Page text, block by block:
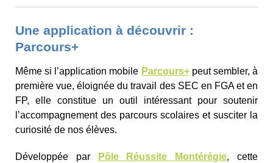
Une application à découvrir :
Parcours+
Même si l’application mobile Parcours+peut sembler, à
première vue, éloignée du travail des SEC en FGA et en
FP, elle constitue un outil intéressant pour soutenir
l’accompagnement des parcours scolaires et susciter la
curiosité de nos élèves.
Développée par Pôle Réussite Montérégie, cette